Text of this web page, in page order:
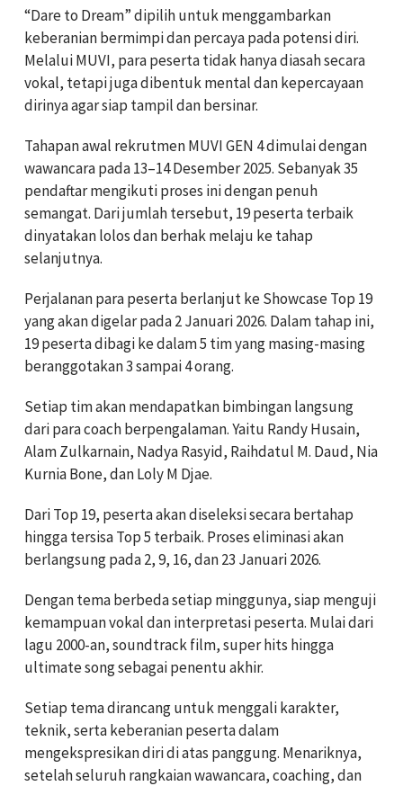
“Dare to Dream” dipilih untuk menggambarkan
keberanian bermimpi dan percaya pada potensi diri.
Melalui MUVI, para peserta tidak hanya diasah secara
vokal, tetapi juga dibentuk mental dan kepercayaan
dirinya agar siap tampil dan bersinar.
Tahapan awal rekrutmen MUVI GEN 4 dimulai dengan
wawancara pada 13–14 Desember 2025. Sebanyak 35
pendaftar mengikuti proses ini dengan penuh
semangat. Dari jumlah tersebut, 19 peserta terbaik
dinyatakan lolos dan berhak melaju ke tahap
selanjutnya.
Perjalanan para peserta berlanjut ke Showcase Top 19
yang akan digelar pada 2 Januari 2026. Dalam tahap ini,
19 peserta dibagi ke dalam 5 tim yang masing-masing
beranggotakan 3 sampai 4 orang.
Setiap tim akan mendapatkan bimbingan langsung
dari para coach berpengalaman. Yaitu Randy Husain,
Alam Zulkarnain, Nadya Rasyid, Raihdatul M. Daud, Nia
Kurnia Bone, dan Loly M Djae.
Dari Top 19, peserta akan diseleksi secara bertahap
hingga tersisa Top 5 terbaik. Proses eliminasi akan
berlangsung pada 2, 9, 16, dan 23 Januari 2026.
Dengan tema berbeda setiap minggunya, siap menguji
kemampuan vokal dan interpretasi peserta. Mulai dari
lagu 2000-an, soundtrack film, super hits hingga
ultimate song sebagai penentu akhir.
Setiap tema dirancang untuk menggali karakter,
teknik, serta keberanian peserta dalam
mengekspresikan diri di atas panggung. Menariknya,
setelah seluruh rangkaian wawancara, coaching, dan